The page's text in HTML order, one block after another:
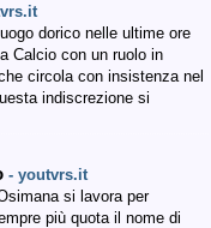
dorico nelle ultime ore
Calcio con un ruolo in
circola con insistenza nel
indiscrezione si
- youtvrs.it
si lavora per
più quota il nome di